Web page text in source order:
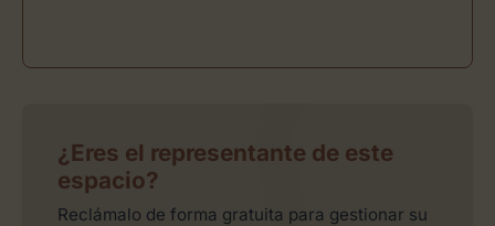
¿Eres el representante de este
espacio?
Reclámalo de forma gratuita para gestionar su